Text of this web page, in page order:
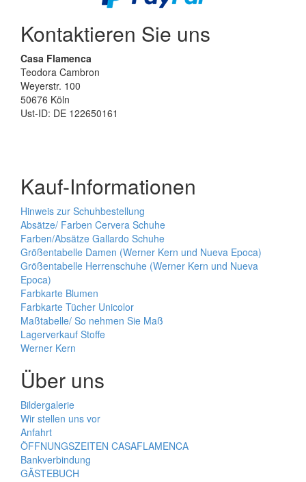
Kontaktieren Sie uns
Casa Flamenca
Teodora Cambron
Weyerstr. 100
50676 Köln
Ust-ID: DE 122650161
Kauf-Informationen
Hinweis zur Schuhbestellung
Absätze/ Farben Cervera Schuhe
Farben/Absätze Gallardo Schuhe
Größentabelle Damen (Werner Kern und Nueva Epoca)
Größentabelle Herrenschuhe (Werner Kern und Nueva
Epoca)
Farbkarte Blumen
Farbkarte Tücher Unicolor
Maßtabelle/ So nehmen Sie Maß
Lagerverkauf Stoffe
Werner Kern
Über uns
Bildergalerie
Wir stellen uns vor
Anfahrt
ÖFFNUNGSZEITEN CASAFLAMENCA
Bankverbindung
GÄSTEBUCH